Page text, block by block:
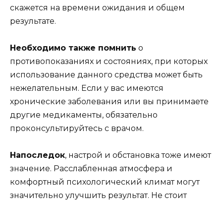
скажется на времени ожидания и общем
результате.
Необходимо также помнить о
противопоказаниях и состояниях, при которых
использование данного средства может быть
нежелательным. Если у вас имеются
хронические заболевания или вы принимаете
другие медикаменты, обязательно
проконсультируйтесь с врачом.
Напоследок, настрой и обстановка тоже имеют
значение. Расслабленная атмосфера и
комфортный психологический климат могут
значительно улучшить результат. Не стоит